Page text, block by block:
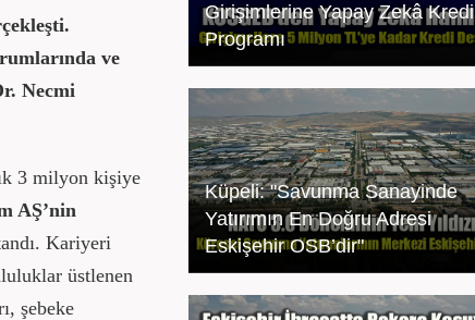
ve
Necmi
3 milyon kişiye
AŞ’nin
Kariyeri
üstlenen
şebeke
Girişimlerine Yapay Zekâ Kredi
Programı
Küpeli: "Savunma Sanayinde
Yatırımın En Doğru Adresi
Eskişehir OSB’dir"